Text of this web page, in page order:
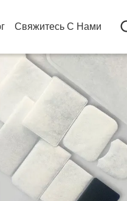
Свяжитесь С Нами